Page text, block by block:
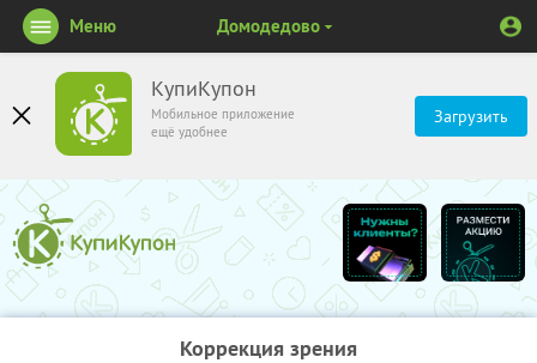
КупиКупон
Мобильное приложение
ещё удобнее
Загрузить
Меню Домодедово
Коррекция зрения